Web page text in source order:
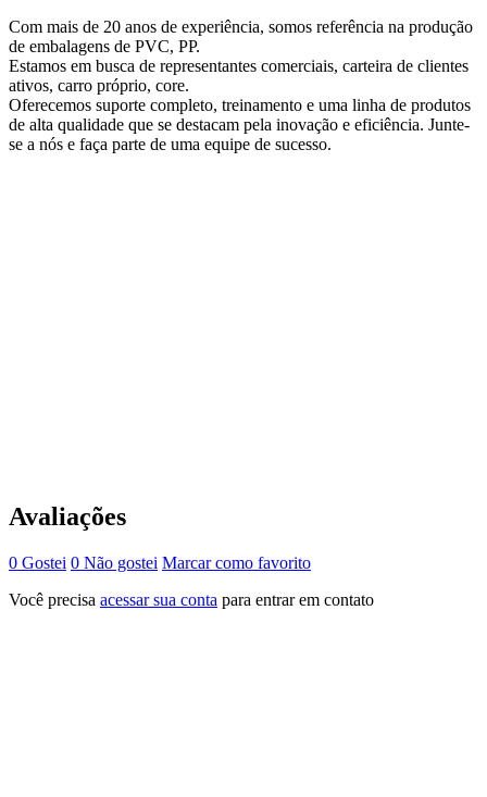
Com mais de 20 anos de experiência, somos referência na produção
de embalagens de PVC, PP.
Estamos em busca de representantes comerciais, carteira de clientes
ativos, carro próprio, core.
Oferecemos suporte completo, treinamento e uma linha de produtos
de alta qualidade que se destacam pela inovação e eficiência. Junte-
se a nós e faça parte de uma equipe de sucesso.
Avaliações
0 Gostei 0 Não gostei Marcar como favorito
Você precisa acessar sua conta para entrar em contato